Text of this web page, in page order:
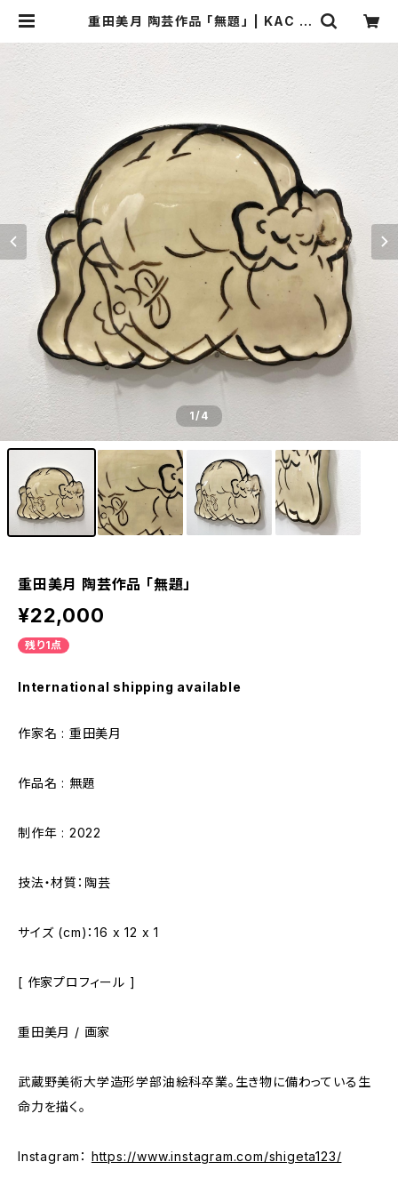
重田美月 陶芸作品 「無題」 | KAC O
1/4
重田美月 陶芸作品 「無題」
¥22,000
残り1点
International shipping available
作家名 : 重田美月
作品名 : 無題
制作年 : 2022
技法・材質：陶芸
サイズ (cm)：16 x 12 x 1
[ 作家プロフィール ]
重田美月 / 画家
武蔵野美術大学造形学部油絵科卒業。生き物に備わっている生
命力を描く。
Instagram： https://www.instagram.com/shigeta123/